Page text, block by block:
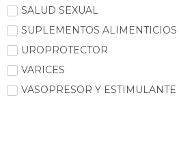
SALUD SEXUAL
SUPLEMENTOS ALIMENTICIOS
UROPROTECTOR
VARICES
VASOPRESOR Y ESTIMULANTE